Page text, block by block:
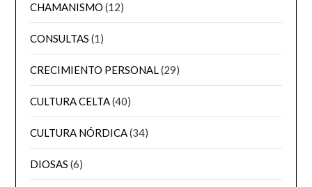
CHAMANISMO (12)
CONSULTAS (1)
CRECIMIENTO PERSONAL(29)
CULTURA CELTA(40)
CULTURA NÓRDICA(34)
DIOSAS (6)